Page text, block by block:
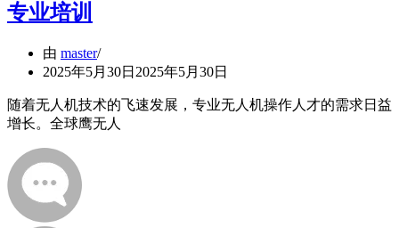
专业培训
由 master
2025年5月30日 2025年5月30日
随着无人机技术的飞速发展，专业无人机操作人才的需求日益
增长。全球鹰无人